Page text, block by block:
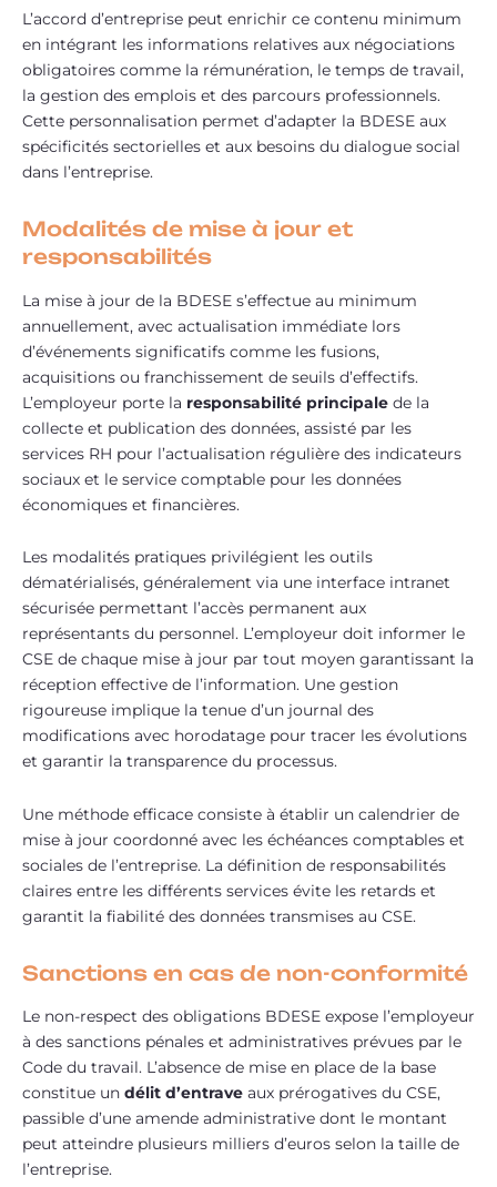
L’accord d’entreprise peut enrichir ce contenu minimum
en intégrant les informations relatives aux négociations
obligatoires comme la rémunération, le temps de travail,
la gestion des emplois et des parcours professionnels.
Cette personnalisation permet d’adapter la BDESE aux
spécificités sectorielles et aux besoins du dialogue social
dans l’entreprise.
Modalités de mise à jour et
responsabilités
La mise à jour de la BDESE s’effectue au minimum
annuellement, avec actualisation immédiate lors
d’événements significatifs comme les fusions,
acquisitions ou franchissement de seuils d’effectifs.
L’employeur porte la responsabilité principale de la
collecte et publication des données, assisté par les
services RH pour l’actualisation régulière des indicateurs
sociaux et le service comptable pour les données
économiques et financières.
Les modalités pratiques privilégient les outils
dématérialisés, généralement via une interface intranet
sécurisée permettant l’accès permanent aux
représentants du personnel. L’employeur doit informer le
CSE de chaque mise à jour par tout moyen garantissant la
réception effective de l’information. Une gestion
rigoureuse implique la tenue d’un journal des
modifications avec horodatage pour tracer les évolutions
et garantir la transparence du processus.
Une méthode efficace consiste à établir un calendrier de
mise à jour coordonné avec les échéances comptables et
sociales de l’entreprise. La définition de responsabilités
claires entre les différents services évite les retards et
garantit la fiabilité des données transmises au CSE.
Sanctions en cas de non-conformité
Le non-respect des obligations BDESE expose l’employeur
à des sanctions pénales et administratives prévues par le
Code du travail. L’absence de mise en place de la base
constitue un délit d’entrave aux prérogatives du CSE,
passible d’une amende administrative dont le montant
peut atteindre plusieurs milliers d’euros selon la taille de
l’entreprise.